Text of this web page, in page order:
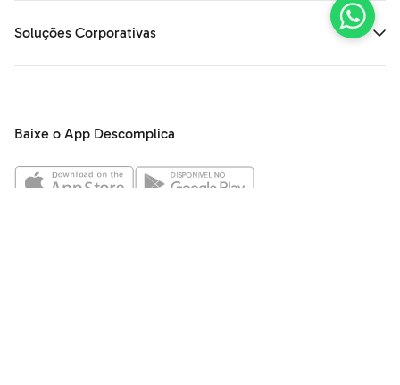
Soluções Corporativas
Baixe o App Descomplica